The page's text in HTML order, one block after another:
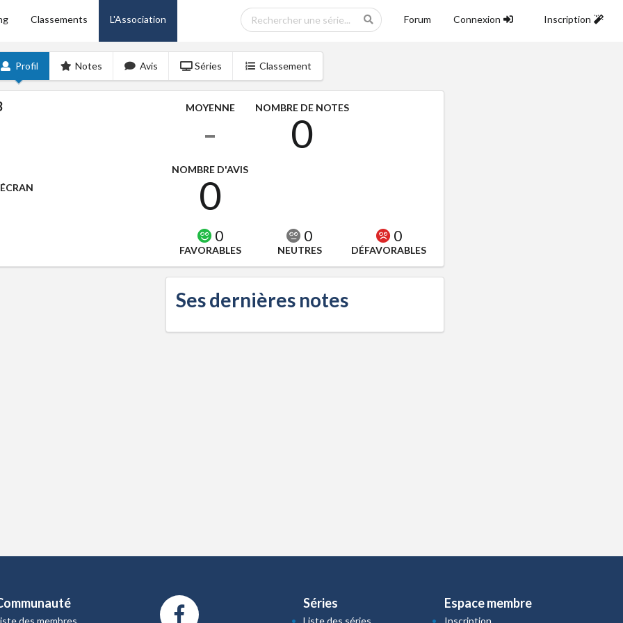
Classements L'Association Forum Connexion Inscription
Profil Notes Avis Séries Classement
MOYENNE
-
NOMBRE DE NOTES
0
NOMBRE D'AVIS
0
0
FAVORABLES
0
NEUTRES
0
DÉFAVORABLES
Ses dernières notes
des membres
Séries
Liste des séries
Espace membre
Inscription